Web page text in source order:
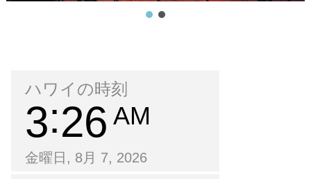
ハワイの時刻
3 26 AM
金曜日, 8月 7, 2026